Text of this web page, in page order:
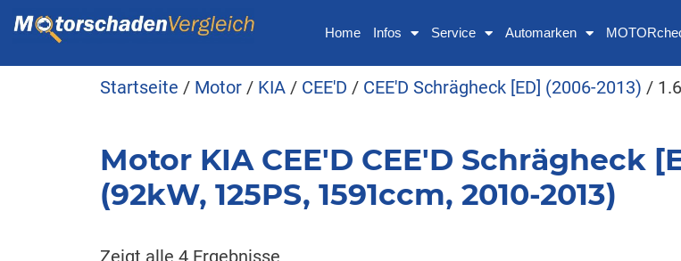
Home Infos Service Automarken
Startseite / Motor / KIA / CEE'D / CEE'D Schrägheck [ED] (2006-2013) /
Motor KIA CEE'D CEE'D Schrägheck
(92kW, 125PS, 1591ccm, 2010-2013)
Zeigt alle 4 Ergebnisse